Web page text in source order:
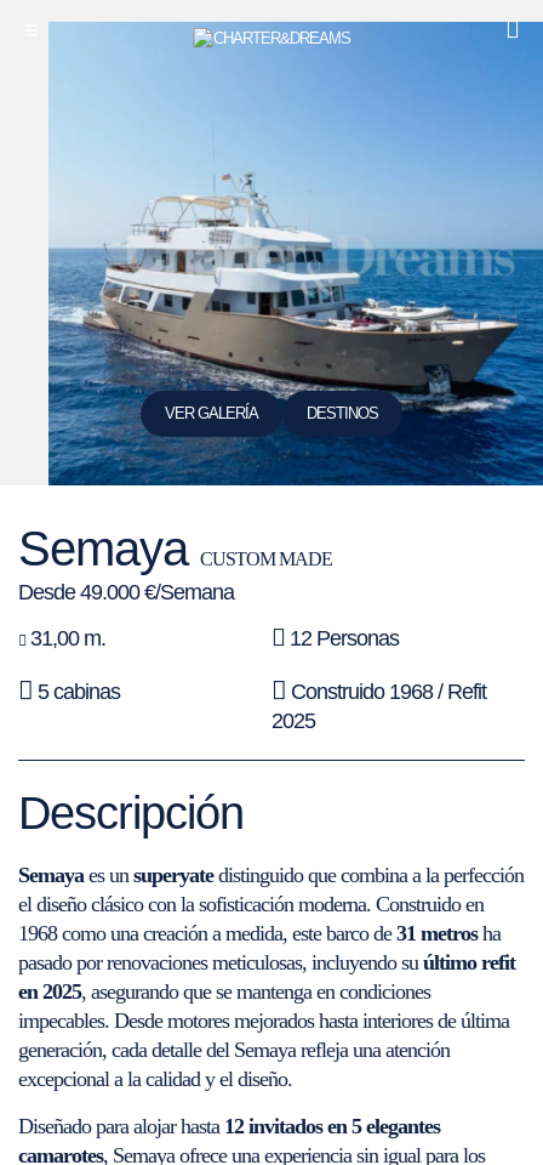
VER GALERÍA DESTINOS
Semaya CUSTOM MADE
Desde 49.000 €/Semana
31,00 m.
12 Personas
5 cabinas
Construido 1968 / Refit
2025
Descripción
Semayaes unsuperyatedistinguido que combina a la perfección
el diseño clásico con la sofisticación moderna. Construido en
1968 como una creación a medida, este barco de31 metrosha
pasado por renovaciones meticulosas, incluyendo suúltimo refit
en 2025, asegurando que se mantenga en condiciones
impecables. Desde motores mejorados hasta interiores de última
generación, cada detalle del Semaya refleja una atención
excepcional a la calidad y el diseño.
Diseñado para alojar hasta 12 invitados en 5 elegantes
camarotes, Semaya ofrece una experiencia sin igual para los